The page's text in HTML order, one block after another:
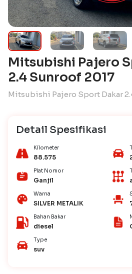
Mitsubishi Pajero
2.4 Sunroof 2017
Mitsubishi Pajero Sport Dakar
Detail Spesifikasi
Kilometer
88.575
Plat Nomor
Ganjil
Warna
SILVER METALIK
Bahan Bakar
diesel
Type
suv